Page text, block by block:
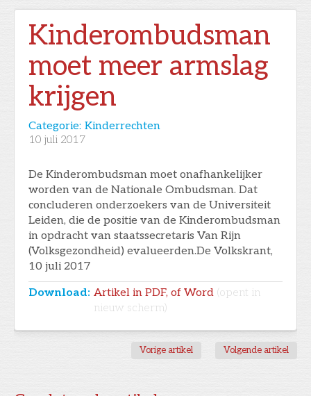
Kinderombudsman
moet meer armslag
krijgen
Categorie: Kinderrechten
10 juli 2017
De Kinderombudsman moet onafhankelijker
worden van de Nationale Ombudsman. Dat
concluderen onderzoekers van de Universiteit
Leiden, die de positie van de Kinderombudsman
in opdracht van staatssecretaris Van Rijn
(Volksgezondheid) evalueerden.De Volkskrant,
10 juli 2017
Download: Artikel in PDF, of Word (opent in
nieuw scherm)
Vorige artikel Volgende artikel